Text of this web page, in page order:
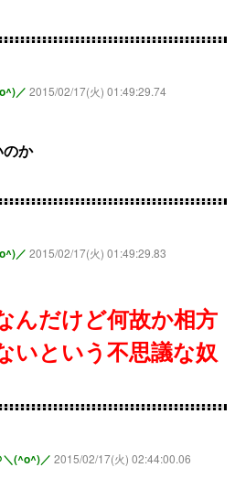
／ 2015/02/17(火) 01:49:29.74
か
／ 2015/02/17(火) 01:49:29.83
んだけど何故か相方
いという不思議な奴
＼(^o^)／ 2015/02/17(火) 02:44:00.06